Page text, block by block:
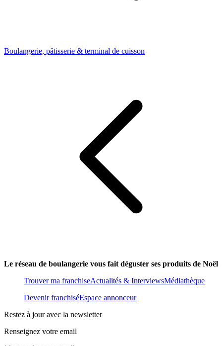
Boulangerie, pâtisserie & terminal de cuisson
Le réseau de boulangerie vous fait déguster ses produits de Noël
Trouver ma franchiseActualités & InterviewsMédiathèque
Devenir franchiséEspace annonceur
Restez à jour avec la newsletter
Renseignez votre email